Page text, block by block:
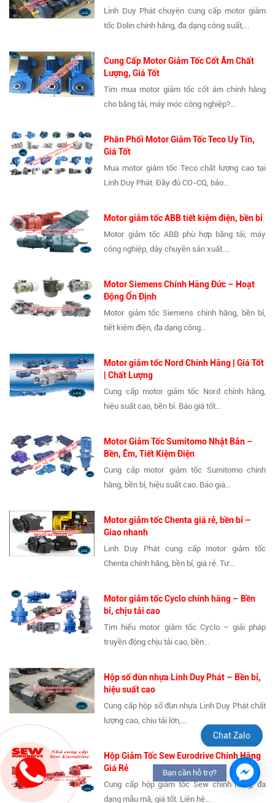
Linh Duy Phát chuyên cung cấp motor giảm
tốc Dolin chính hãng, đa dạng công suất,...
Cung Cấp Motor Giảm Tốc Cốt Âm Chất
Lượng, Giá Tốt
Tìm mua motor giảm tốc cốt âm chính hãng
cho băng tải, máy móc công nghiệp?...
Phân Phối Motor Giảm Tốc Teco Uy Tín,
Giá Tốt
Mua motor giảm tốc Teco chất lượng cao tại
Linh Duy Phát. Đầy đủ CO-CQ, bảo...
Motor giảm tốc ABB tiết kiệm điện, bền bỉ
Motor giảm tốc ABB phù hợp băng tải, máy
công nghiệp, dây chuyền sản xuất....
Motor Siemens Chính Hãng Đức – Hoạt
Động Ổn Định
Motor giảm tốc Siemens chính hãng, bền bỉ,
tiết kiệm điện, đa dạng công...
Motor giảm tốc Nord Chính Hãng | Giá Tốt
| Chất Lượng
Cung cấp motor giảm tốc Nord chính hãng,
hiệu suất cao, bền bỉ. Báo giá tốt...
Motor Giảm Tốc Sumitomo Nhật Bản –
Bền, Êm, Tiết Kiệm Điện
Cung cấp motor giảm tốc Sumitomo chính
hãng, bền bỉ, hiệu suất cao. Báo giá...
Motor giảm tốc Chenta giá rẻ, bền bỉ –
Giao nhanh
Linh Duy Phát cung cấp motor giảm tốc
Chenta chính hãng, bền bỉ, giá rẻ. Tư...
Motor giảm tốc Cyclo chính hãng – Bền
bỉ, chịu tải cao
Tìm hiểu motor giảm tốc Cyclo – giải pháp
truyền động chịu tải cao, bền...
Hộp số đùn nhựa Linh Duy Phát – Bền bỉ,
hiệu suất cao
Cung cấp hộp số đùn nhựa Linh Duy Phát chất
lượng cao, chịu tải lớn,...
Hộp Giảm Tốc Sew Eurodrive Chính Hãng
Giá Rẻ
Cung cấp hộp giảm tốc Sew chính hãng, đa
dạng mẫu mã, giá tốt. Liên hệ...
Chat Zalo
Bạn cần hỗ trợ?